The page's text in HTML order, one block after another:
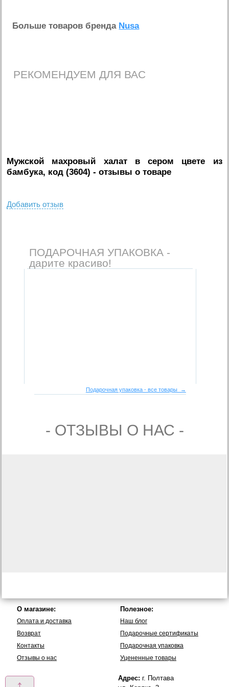
Больше товаров бренда Nusa
РЕКОМЕНДУЕМ ДЛЯ ВАС
Мужской махровый халат в сером цвете из
бамбука, код (3604) - отзывы о товаре
Добавить отзыв
ПОДАРОЧНАЯ УПАКОВКА -
дарите красиво!
Подарочная упаковка - все товары →
- ОТЗЫВЫ О НАС -
О магазине:
Оплата и доставка
Возврат
Контакты
Отзывы о нас
Полезное:
Наш блог
Подарочные сертификаты
Подарочная упаковка
Уцененные товары
Адрес: г. Полтава